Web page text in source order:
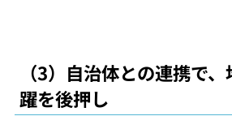
（3）自治体との連携で
躍を後押し